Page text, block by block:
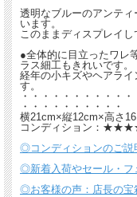
透明なブルーのアンテ
います。
このままディスプレイ
●全体的に目立ったワレ
ラス細工もきれいです。
経年の小キズやヘアラ
す。
・・・・・・・・・・
・・・・・・・・・・
横21cm×縦12cm×高さ
コンディション：
◎コンディションのご説
◎新着入荷やセール・フ
◎お客様の声：店長の宝